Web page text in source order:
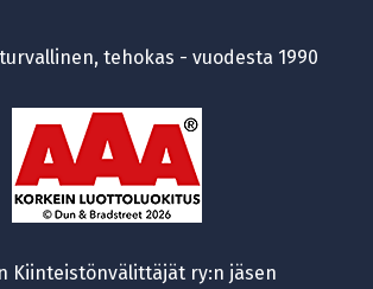
tehokas - vuodesta 1990
Kiinteistönvälittäjät ry:n jäsen